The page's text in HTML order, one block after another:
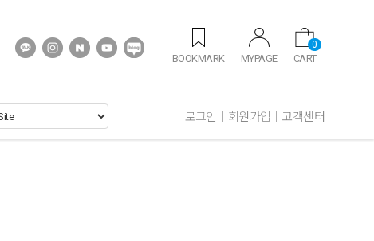
BOOKMARK MYPAGE CART
0
로그인 회원가입 고객센터